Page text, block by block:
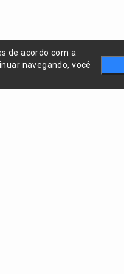
de acordo com a
navegando, você